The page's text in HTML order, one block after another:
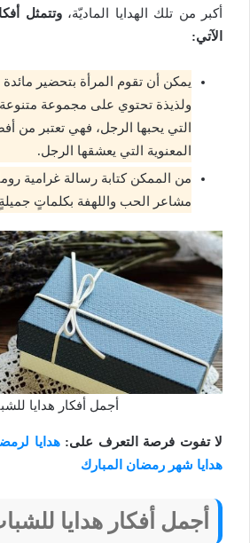
أكبر من تلك الهدايا الماديّة،وتتمثل
الآتي:
يمكن أن تقوم المرأة بتحضير
ولذيذة تحتوي على مجموعة
التي يحبها الرجل، فهي تعتبر من
المعنوية التي يعشقها الرجل.
من الممكن كتابة رسالة غرامية
مشاعر الحب واللهفة بكلماتٍ
أجمل أفكار هدايا
لا تفوت فرصة التعرف على:
هدايا شهر رمضان المبارك
أجمل أفكار هدايا